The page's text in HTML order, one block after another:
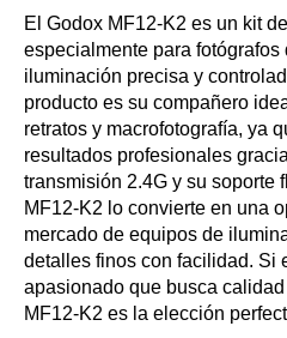
El Godox MF12-K2 es un kit
especialmente para fotógrafos
iluminación precisa y
producto es su compañero
retratos y macrofotografía, ya
resultados profesionales
transmisión 2.4G y su soporte
MF12-K2 lo convierte en una
mercado de equipos de
detalles finos con facilidad. Si
apasionado que busca
MF12-K2 es la elección